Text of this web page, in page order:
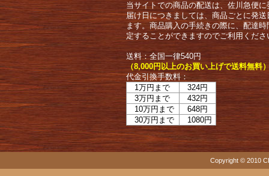
当サイトでの商品の配送は、佐川急便
届け日につきましては、商品ごとに発
ます。商品購入の手続きの際に、配達
定することができますのでご利用くださ
送料：全国一律540円
（8,000円以上のお買い上げで送料無料
代金引換手数料：
1万円まで
324円
3万円まで
432円
10万円まで
648円
30万円まで
1080円
Copyright © 2010